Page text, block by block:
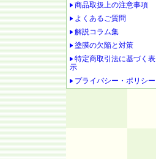
商品取扱上の注意事項
よくあるご質問
解説コラム集
塗膜の欠陥と対策
特定商取引法に基づく表
示
プライバシー・ポリシー